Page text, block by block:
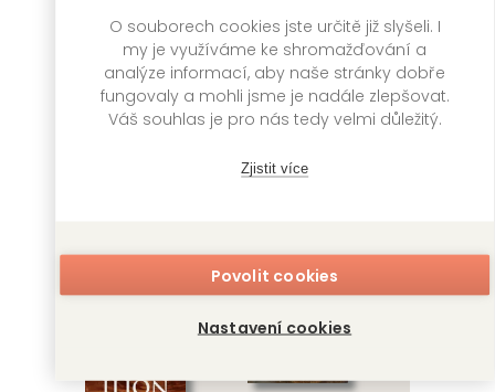
O souborech cookies jste určitě již slyšeli. I
my je využíváme ke shromažďování a
analýze informací, aby naše stránky dobře
fungovaly a mohli jsme je nadále zlepšovat.
Váš souhlas je pro nás tedy velmi důležitý.
Zjistit více
Povolit cookies
Nastavení cookies
Zimní přízrak